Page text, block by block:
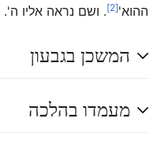
ההוא'[2] . ושם נראה אליו ה'.
המשכן בגבעון
מעמדו בהלכה